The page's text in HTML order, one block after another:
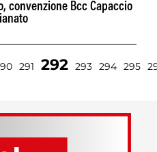
convenzione Bcc Capaccio
291 292 293 294 295